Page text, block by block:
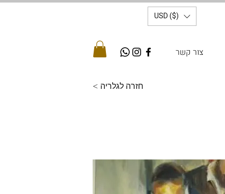
USD ($)
צור קשר
< חזרה לגלריה